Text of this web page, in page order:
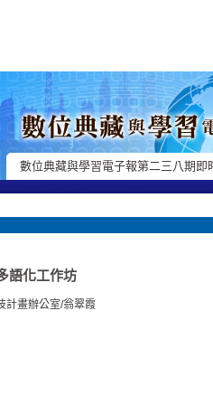
數位典藏與學習電子報第二三八期即
語化工作坊
計畫辦公室/翁翠霞